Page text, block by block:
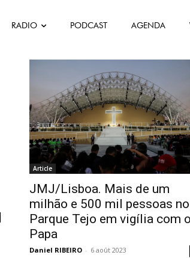
RADIO PODCAST AGENDA
Article
JMJ/Lisboa. Mais de um
milhão e 500 mil pessoas no
Parque Tejo em vigília com o
Papa
Daniel RIBEIRO - 6 août 2023